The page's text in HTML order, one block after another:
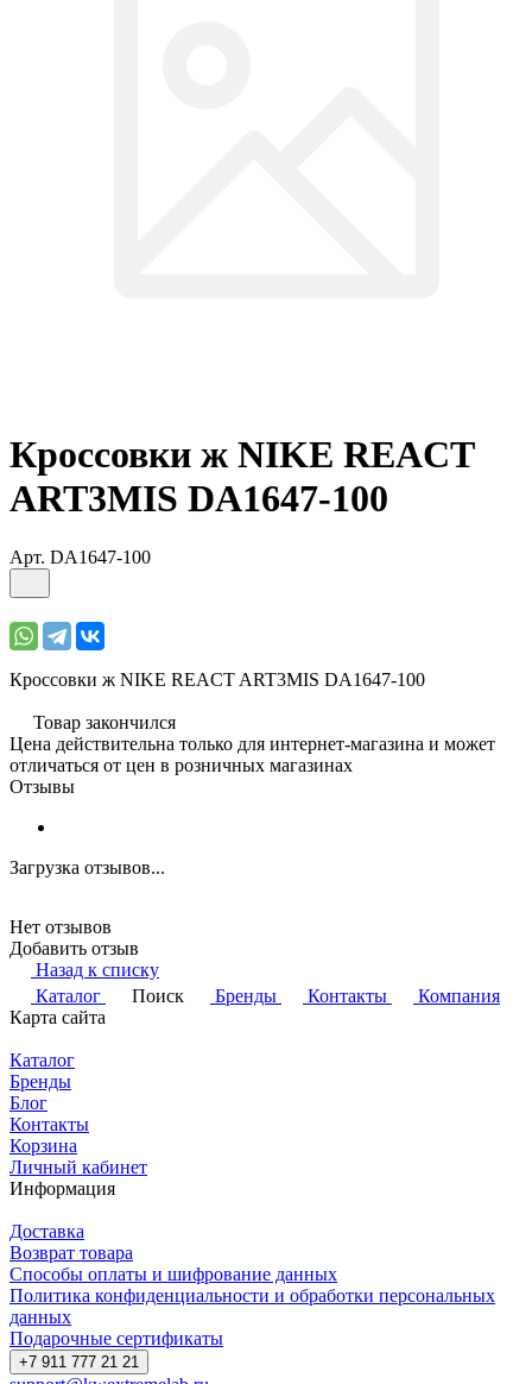
Кроссовки ж NIKE REACT
ART3MIS DA1647-100
Арт. DA1647-100
Кроссовки ж NIKE REACT ART3MIS DA1647-100
Товар закончился
Цена действительна только для интернет-магазина и может
отличаться от цен в розничных магазинах
Отзывы
Загрузка отзывов...
Нет отзывов
Добавить отзыв
Назад к списку
Каталог
Поиск Бренды Контакты
Компания
Карта сайта
Каталог
Бренды
Блог
Контакты
Корзина
Личный кабинет
Информация
Доставка
Возврат товара
Способы оплаты и шифрование данных
Политика конфиденциальности и обработки персональных
данных
Подарочные сертификаты
+7 911 777 21 21